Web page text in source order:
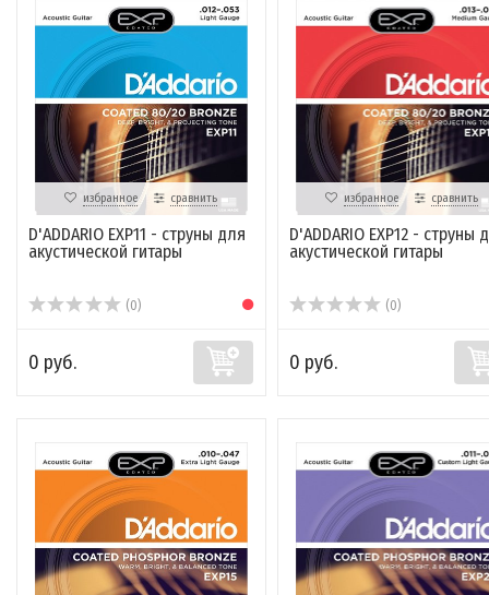
избранное сравнить
D'ADDARIO EXP11 - струны для
акустической гитары
(0)
0 руб.
избранное сравнить
D'ADDARIO EXP12 - струны
акустической гитары
(0)
0 руб.